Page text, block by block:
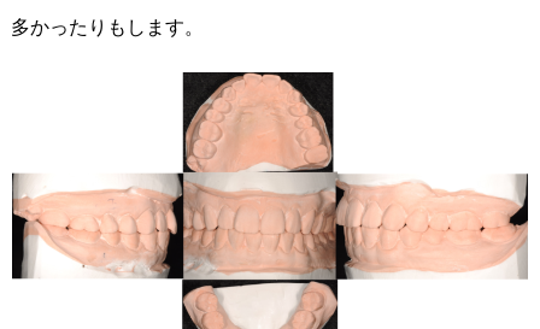
多かったりもします。